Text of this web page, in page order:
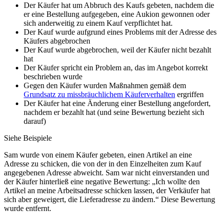
Der Käufer hat um Abbruch des Kaufs gebeten, nachdem die
er eine Bestellung aufgegeben, eine Aukion gewonnen oder
sich anderweitig zu einem Kauf verpflichtet hat.
Der Kauf wurde aufgrund eines Problems mit der Adresse des
Käufers abgebrochen
Der Kauf wurde abgebrochen, weil der Käufer nicht bezahlt
hat
Der Käufer spricht ein Problem an, das im Angebot korrekt
beschrieben wurde
Gegen den Käufer wurden Maßnahmen gemäß dem
Grundsatz zu missbräuchlichem Käuferverhalten ergriffen
Der Käufer hat eine Änderung einer Bestellung angefordert,
nachdem er bezahlt hat (und seine Bewertung bezieht sich
darauf)
Siehe Beispiele
Sam wurde von einem Käufer gebeten, einen Artikel an eine
Adresse zu schicken, die von der in den Einzelheiten zum Kauf
angegebenen Adresse abweicht. Sam war nicht einverstanden und
der Käufer hinterließ eine negative Bewertung: „Ich wollte den
Artikel an meine Arbeitsadresse schicken lassen, der Verkäufer hat
sich aber geweigert, die Lieferadresse zu ändern.“ Diese Bewertung
wurde entfernt.